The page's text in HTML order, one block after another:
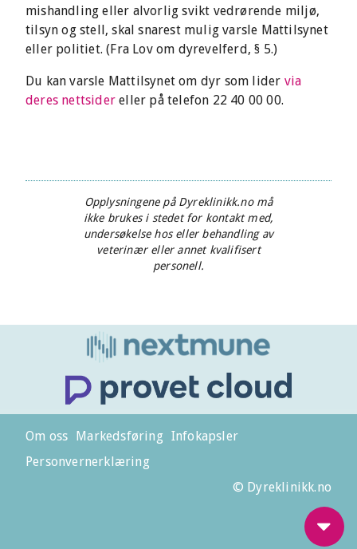
mishandling eller alvorlig svikt vedrørende miljø,
tilsyn og stell, skal snarest mulig varsle Mattilsynet
eller politiet. (Fra Lov om dyrevelferd, § 5.)
Du kan varsle Mattilsynet om dyr som lider via
deres nettsider eller på telefon 22 40 00 00.
Opplysningene på Dyreklinikk.no må
ikke brukes i stedet for kontakt med,
undersøkelse hos eller behandling av
veterinær eller annet kvalifisert
personell.
Om oss Markedsføring Infokapsler
Personvernerklæring
© Dyreklinikk.no